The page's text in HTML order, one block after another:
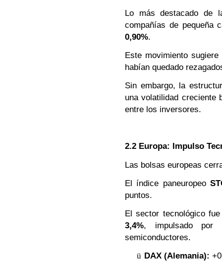
Lo más destacado de
compañías de pequeña
0,90%.
Este movimiento
habían quedado
Sin embargo, la
una volatilidad creciente
entre los inversores.
2.2 Europa: Impulso
Las bolsas europeas
El índice paneuropeo
puntos.
El sector tecnológico
3,4%, impulsado por
semiconductores.
ü DAX (Alemania):